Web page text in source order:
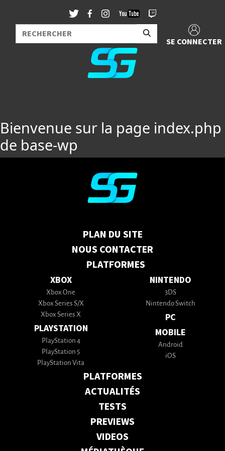
SE CONNECTER
Bienvenue sur la page index.php
de base-wp
PLAN DU SITE
NOUS CONTACTER
PLATFORMES
XBOX
Xbox One
Xbox Series S/X
Xbox Series X
PLAYSTATION
PlayStation 4
PlayStation 5
PlayStation Vita
NINTENDO
3DS
Nintendo Switch
PC
MOBILE
Android
iOS
PLATFORMES
ACTUALITÉS
TESTS
PREVIEWS
VIDEOS